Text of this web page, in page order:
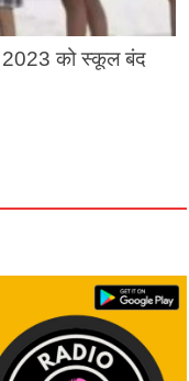
2023 को स्कूल बंद